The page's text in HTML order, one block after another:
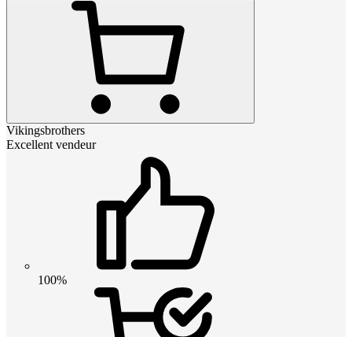
Vikingsbrothers
Excellent vendeur
100%